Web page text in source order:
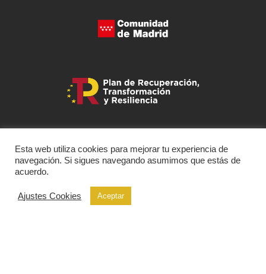
Esta web utiliza cookies para mejorar tu experiencia de
navegación. Si sigues navegando asumimos que estás de
acuerdo.
Ajustes Cookies Aceptar